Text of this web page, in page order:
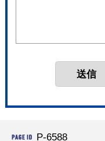
P-6588